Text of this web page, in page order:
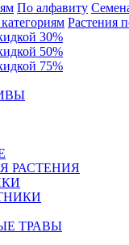
По алфавиту
Растения
30%
50%
75%
РАСТЕНИЯ
ТРАВЫ